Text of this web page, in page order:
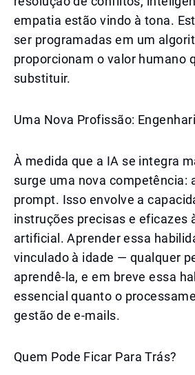
empatia estão vindo à tona.
ser programadas em um
proporcionam o valor humano
substituir.
Uma Nova Profissão:
À medida que a IA se integra
surge uma nova competência:
prompt. Isso envolve a
instruções precisas e eficazes
artificial. Aprender essa
vinculado à idade — qualquer
aprendê-la, e em breve essa
essencial quanto o
gestão de e-mails.
Quem Pode Ficar Para Trás?